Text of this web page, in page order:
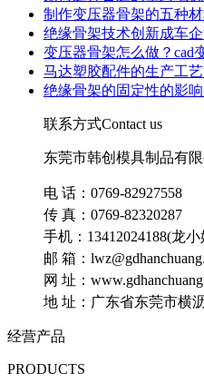
制作变压器骨架的五种
绝缘骨架技术创新成车
变压器骨架怎么做？cad
马达塑胶配件的生产工
绝缘骨架的固定性的影
联系方式Contact us
东莞市韩创模具制品有限
电 话：0769-82927558
传 真：0769-82320287
手机：13412024188(龙小
邮 箱：
网 址：
地 址：广东省东莞市横
经营产品
PRODUCTS